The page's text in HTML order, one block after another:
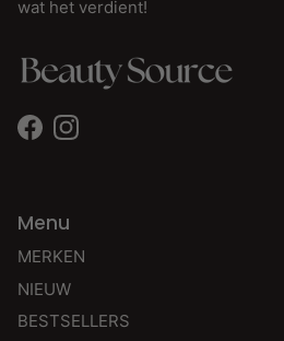
wat het verdient!
FacebookInstagram
Menu
MERKEN
NIEUW
BESTSELLERS